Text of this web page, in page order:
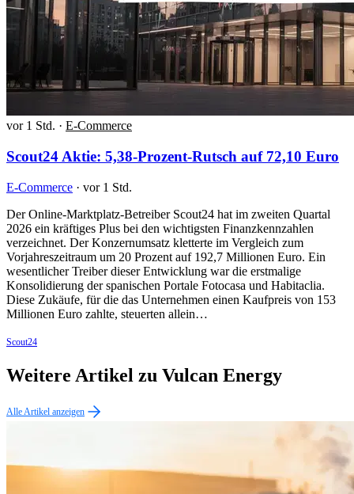
vor 1 Std. · E-Commerce
Scout24 Aktie: 5,38-Prozent-Rutsch auf 72,10 Euro
E-Commerce · vor 1 Std.
Der Online-Marktplatz-Betreiber Scout24 hat im zweiten Quartal
2026 ein kräftiges Plus bei den wichtigsten Finanzkennzahlen
verzeichnet. Der Konzernumsatz kletterte im Vergleich zum
Vorjahreszeitraum um 20 Prozent auf 192,7 Millionen Euro. Ein
wesentlicher Treiber dieser Entwicklung war die erstmalige
Konsolidierung der spanischen Portale Fotocasa und Habitaclia.
Diese Zukäufe, für die das Unternehmen einen Kaufpreis von 153
Millionen Euro zahlte, steuerten allein…
Scout24
Weitere Artikel zu Vulcan Energy
Alle Artikel anzeigen